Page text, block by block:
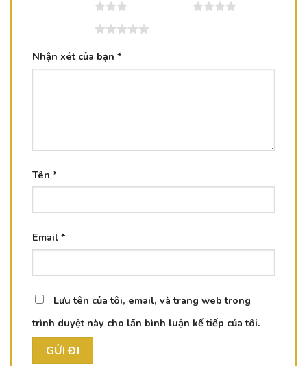
Nhận xét của bạn *
Tên *
Email *
Lưu tên của tôi, email, và trang web trong
trình duyệt này cho lần bình luận kế tiếp của tôi.